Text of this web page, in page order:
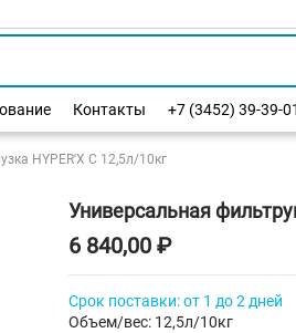
Контакты +7 (3452) 39-39-01
HYPER'X C 12,5л/10кг
Универсальная
6 840,00 ₽
Срок поставки: от 1 до 2 дней
Объем/вес: 12,5л/10кг